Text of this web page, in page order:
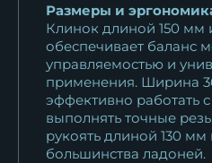
Размеры и
Клинок длиной 150
обеспечивает баланс
управляемостью и
применения. Ширина
эффективно работать
выполнять точные
рукоять длиной 130 мм
большинства ладоней.